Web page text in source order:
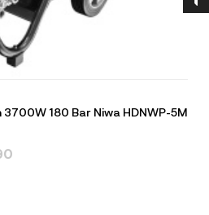
180 Bar Niwa HDNWP-5M